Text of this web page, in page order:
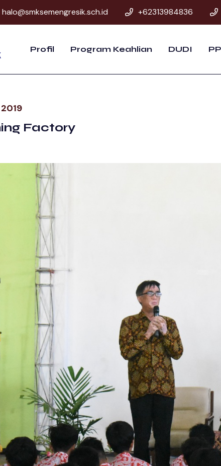
halo@smksemengresik.sch.id +62313984836
Profil Program Keahlian DUDI
Factory